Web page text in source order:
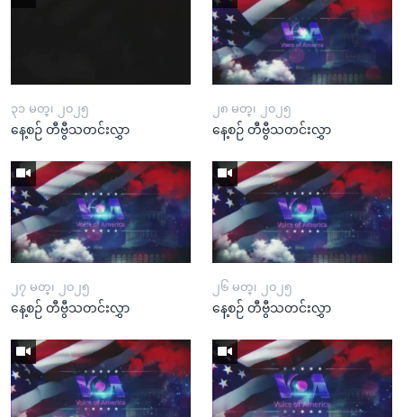
၃၁ မတ္၊ ၂၀၂၅
နေ့စဉ် တီဗွီသတင်းလွှာ
၂၈ မတ္၊ ၂၀၂၅
နေ့စဉ် တီဗွီသတင်းလွှာ
၂၇ မတ္၊ ၂၀၂၅
နေ့စဉ် တီဗွီသတင်းလွှာ
၂၆ မတ္၊ ၂၀၂၅
နေ့စဉ် တီဗွီသတင်းလွှာ